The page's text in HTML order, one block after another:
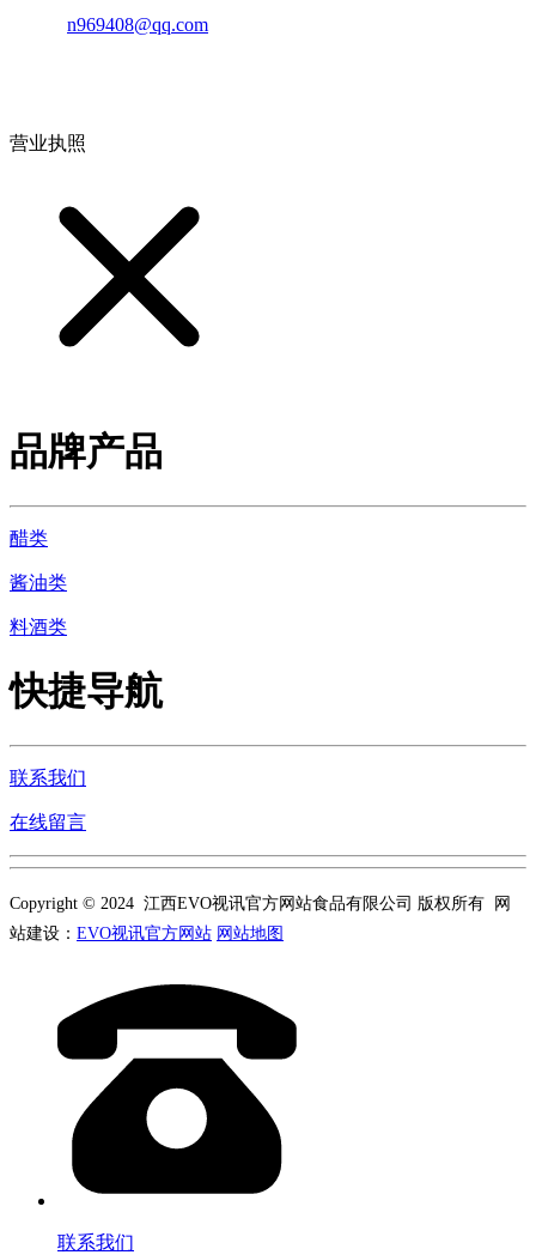
n969408@qq.com
营业执照
品牌产品
醋类
酱油类
料酒类
快捷导航
联系我们
在线留言
Copyright © 2024 江西EVO视讯官方网站食品有限公司 版权所有 网
站建设： EVO视讯官方网站 网站地图
联系我们